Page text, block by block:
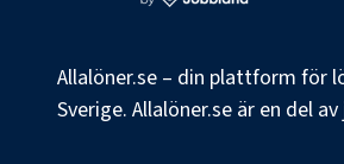
Allalöner.se – din plattform för
Sverige. Allalöner.se är en del